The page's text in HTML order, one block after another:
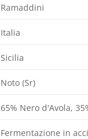
Ramaddini
Italia
Sicilia
Noto (Sr)
65% Nero d'Avola,
Fermentazione in